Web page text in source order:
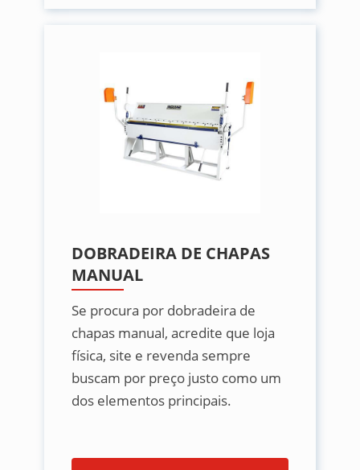
DOBRADEIRA DE CHAPAS
MANUAL
Se procura por dobradeira de
chapas manual, acredite que loja
física, site e revenda sempre
buscam por preço justo como um
dos elementos principais.